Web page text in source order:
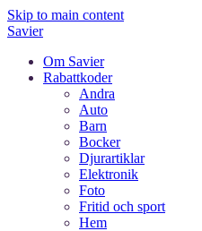
Skip to main content
Savier
Om Savier
Rabattkoder
Andra
Auto
Barn
Bocker
Djurartiklar
Elektronik
Foto
Fritid och sport
Hem